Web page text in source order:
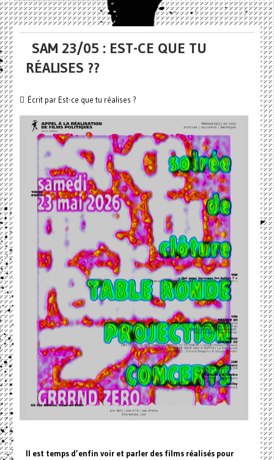
SAM 23/05 : EST-CE QUE TU
RÉALISES ??
Écrit par Est-ce que tu réalises ?
Il est temps d’enfin voir et parler des films réalisés pour